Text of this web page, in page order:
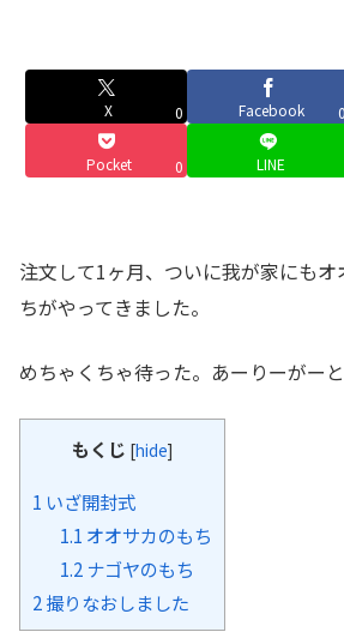
X 0 Facebook 0
Pocket 0 LINE
注文して1ヶ月、ついに我が家にも
ちがやってきました。
めちゃくちゃ待った。あーりーがー
もくじ [hide]
1 いざ開封式
1.1 オオサカのもち
1.2ナゴヤのもち
2撮りなおしました